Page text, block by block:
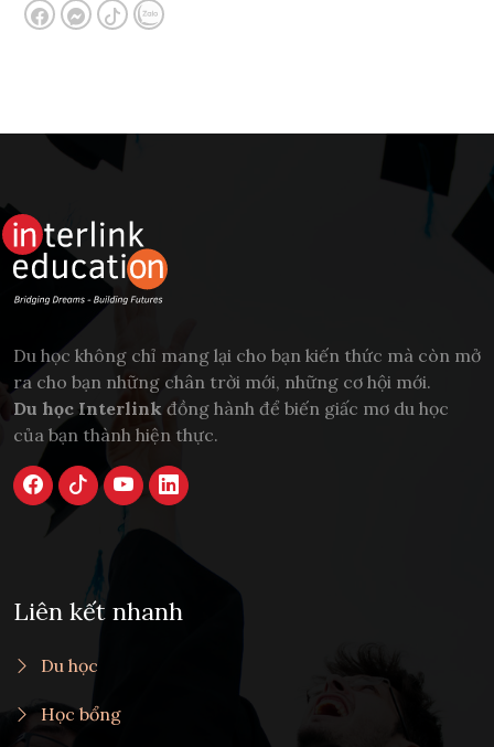
Du học không chỉ mang lại cho bạn kiến thức mà còn mở
ra cho bạn những chân trời mới, những cơ hội mới.
Du học Interlink đồng hành để biến giấc mơ du học
của bạn thành hiện thực.
Liên kết nhanh
Du học
Học bổng